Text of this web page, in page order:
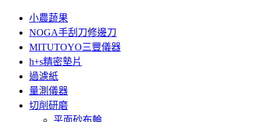
小農蔬果
NOGA手刮刀修邊刀
MITUTOYO三豐儀器
h+s精密墊片
過濾紙
量測儀器
切削研磨